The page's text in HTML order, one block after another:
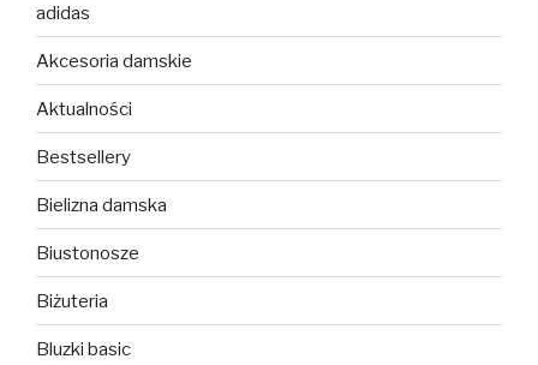
adidas
Akcesoria damskie
Aktualności
Bestsellery
Bielizna damska
Biustonosze
Biżuteria
Bluzki basic